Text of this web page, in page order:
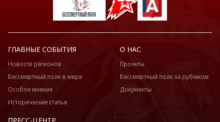
ГЛАВНЫЕ СОБЫТИЯ
Новости регионов
Бессмертный полк в мире
Особое мнение
Исторические статьи
О НАС
Проекты
Бессмертный полк за рубежом
Документы